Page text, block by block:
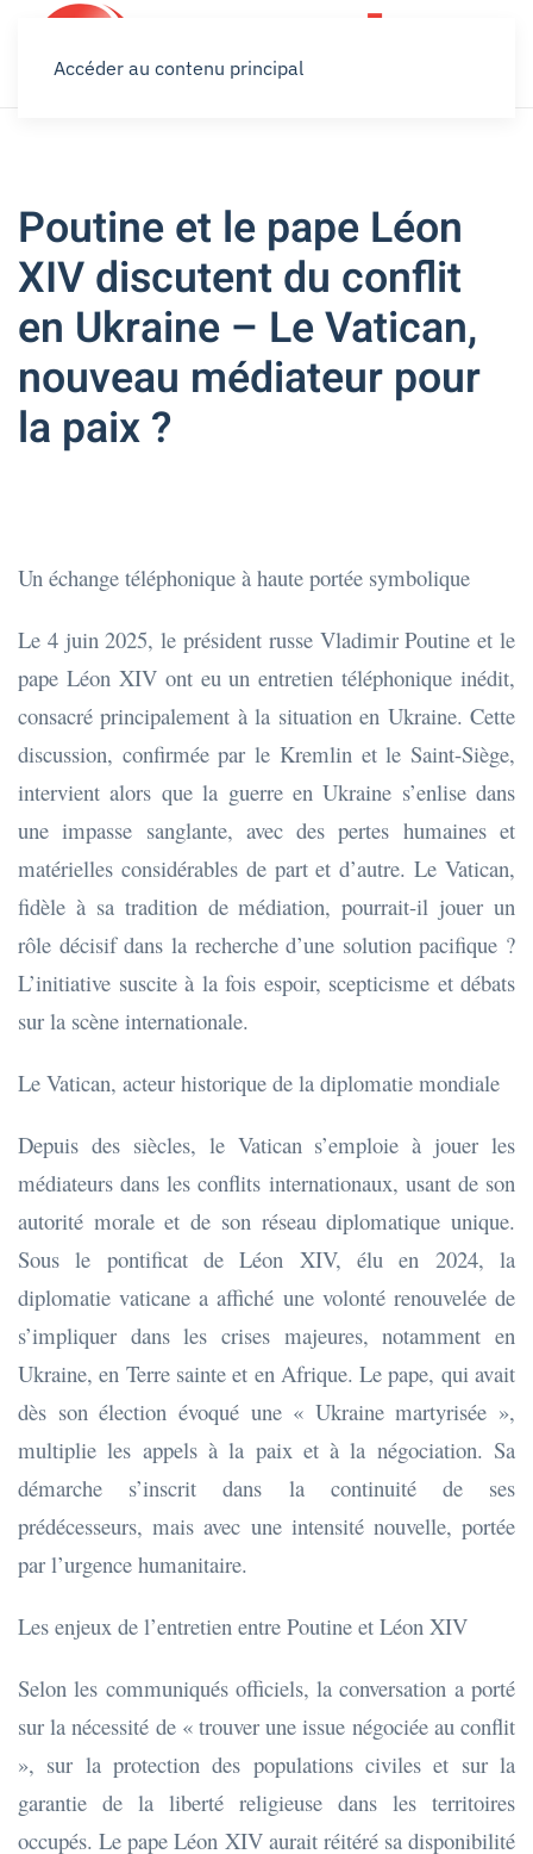
Accéder au contenu principal
Poutine et le pape Léon
XIV discutent du conflit
en Ukraine – Le Vatican,
nouveau médiateur pour
la paix ?
Un échange téléphonique à haute portée symbolique
Le 4 juin 2025, le président russe Vladimir Poutine et le
pape Léon XIV ont eu un entretien téléphonique inédit,
consacré principalement à la situation en Ukraine. Cette
discussion, confirmée par le Kremlin et le Saint-Siège,
intervient alors que la guerre en Ukraine s’enlise dans
une impasse sanglante, avec des pertes humaines et
matérielles considérables de part et d’autre. Le Vatican,
fidèle à sa tradition de médiation, pourrait-il jouer un
rôle décisif dans la recherche d’une solution pacifique ?
L’initiative suscite à la fois espoir, scepticisme et débats
sur la scène internationale.
Le Vatican, acteur historique de la diplomatie mondiale
Depuis des siècles, le Vatican s’emploie à jouer les
médiateurs dans les conflits internationaux, usant de son
autorité morale et de son réseau diplomatique unique.
Sous le pontificat de Léon XIV, élu en 2024, la
diplomatie vaticane a affiché une volonté renouvelée de
s’impliquer dans les crises majeures, notamment en
Ukraine, en Terre sainte et en Afrique. Le pape, qui avait
dès son élection évoqué une « Ukraine martyrisée »,
multiplie les appels à la paix et à la négociation. Sa
démarche s’inscrit dans la continuité de ses
prédécesseurs, mais avec une intensité nouvelle, portée
par l’urgence humanitaire.
Les enjeux de l’entretien entre Poutine et Léon XIV
Selon les communiqués officiels, la conversation a porté
sur la nécessité de « trouver une issue négociée au conflit
», sur la protection des populations civiles et sur la
garantie de la liberté religieuse dans les territoires
occupés. Le pape Léon XIV aurait réitéré sa disponibilité